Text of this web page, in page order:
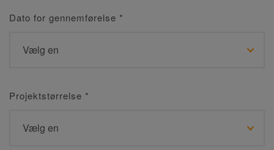
Dato for gennemførelse *
Projektstørrelse *